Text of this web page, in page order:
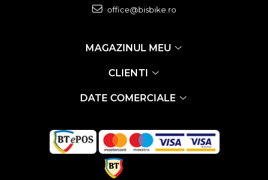
office@bisbike.ro
MAGAZINUL MEU
CLIENTI
DATE COMERCIALE